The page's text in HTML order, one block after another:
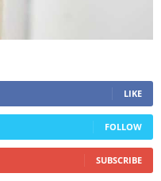
LIKE
FOLLOW
SUBSCRIBE